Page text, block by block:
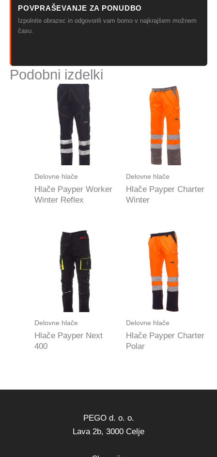
POVPRAŠEVANJE ZA PONUDBO
Izpolnite obrazec in odgovorili vam bomo v najkrajšem možnem
času.
Podobni izdelki
Delovne hlače
Hlače Payper Worker
Winter Reflex
Delovne hlače
Hlače Payper Charter
Winter
Delovne hlače
Hlače Payper Next
400
Delovne hlače
Hlače Payper Charter
Polar
PEGO d. o. o.
Lava 2b, 3000 Celje